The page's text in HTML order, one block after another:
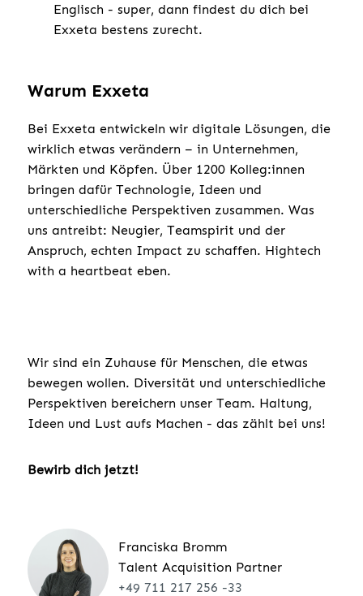
Englisch - super, dann findest du dich bei
Exxeta bestens zurecht.
Warum Exxeta
Bei Exxeta entwickeln wir digitale Lösungen, die
wirklich etwas verändern – in Unternehmen,
Märkten und Köpfen. Über 1200 Kolleg:innen
bringen dafür Technologie, Ideen und
unterschiedliche Perspektiven zusammen. Was
uns antreibt: Neugier, Teamspirit und der
Anspruch, echten Impact zu schaffen. Hightech
with a heartbeat eben.
Wir sind ein Zuhause für Menschen, die etwas
bewegen wollen. Diversität und unterschiedliche
Perspektiven bereichern unser Team. Haltung,
Ideen und Lust aufs Machen - das zählt bei uns!
Bewirb dich jetzt!
Franciska Bromm
Talent Acquisition Partner
+49 711 217 256 -33